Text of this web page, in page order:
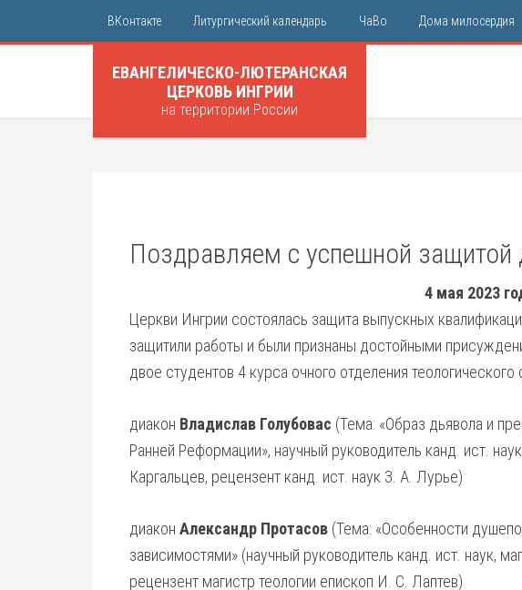
ВКонтакте Литургический календарь ЧаВо Дома милосердия
ЕВАНГЕЛИЧЕСКО-ЛЮТЕРАНСКАЯ
ЦЕРКОВЬ ИНГРИИ
на территории России
Поздравляем с успешной защитой
4 мая 2023
Церкви Ингрии состоялась защита выпускных
защитили работы и были признаны достойными
двое студентов 4 курса очного отделения теологического
диакон Владислав Голубовас (Тема: «Образ дьявола и
Ранней Реформации», научный руководитель канд. ист.
Каргальцев, рецензент канд. ист. наук З. А. Лурье)
диакон Александр Протасов (Тема: «Особенности
зависимостями» (научный руководитель канд. ист. наук,
рецензент магистр теологии епископ И. С. Лаптев)